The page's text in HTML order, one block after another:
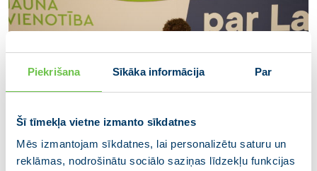
Piekrišana Sīkāka informācija Par
Šī tīmekļa vietne izmanto sīkdatnes
Mēs izmantojam sīkdatnes, lai personalizētu saturu un
reklāmas, nodrošinātu sociālo saziņas līdzekļu funkcijas